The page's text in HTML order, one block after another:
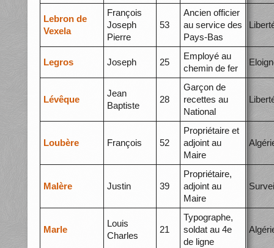
Lebron de
Vexela
François
Joseph
Pierre
53
Ancien officier
au service des
Pays-Bas
Legros Joseph 25
Employé au
chemin de fer
Lévêque
Jean
Baptiste
28
Garçon de
recettes au
National
Loubère François 52
Propriétaire et
adjoint au
Maire
Malère Justin 39
Propriétaire,
adjoint au
Maire
Marle
Louis
Charles
21
Typographe,
soldat au 4e
de ligne